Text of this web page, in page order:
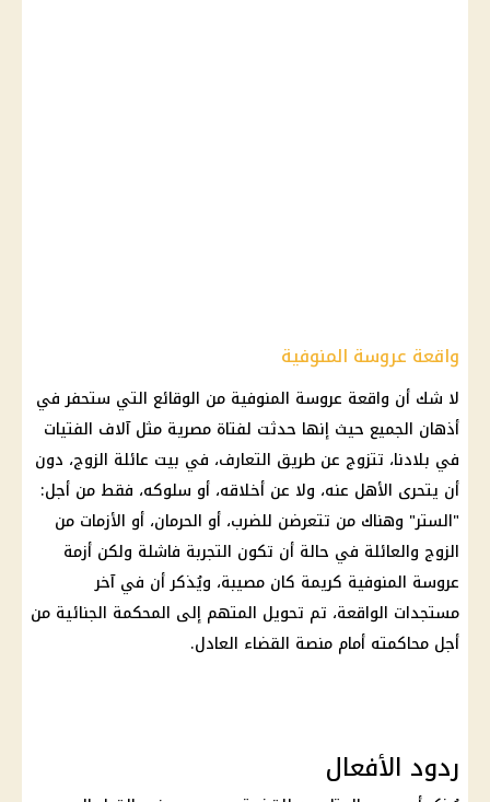
واقعة عروسة المنوفية
لا شك أن واقعة عروسة المنوفية من الوقائع التي ستحفر في
أذهان الجميع حيث إنها حدثت لفتاة مصرية مثل آلاف الفتيات
في بلادنا، تتزوج عن طريق التعارف، في بيت عائلة الزوج، دون
أن يتحرى الأهل عنه، ولا عن أخلاقه، أو سلوكه، فقط من أجل:
"الستر" وهناك من تتعرضن للضرب، أو الحرمان، أو الأزمات من
الزوج والعائلة في حالة أن تكون التجربة فاشلة ولكن أزمة
عروسة المنوفية كريمة كان مصيبة، ويُذكر أن فيآخر
مستجدات الواقعة، تم تحويل المتهم إلى المحكمة الجنائية من
أجل محاكمته أمام منصة القضاء العادل.
ردود الأفعال